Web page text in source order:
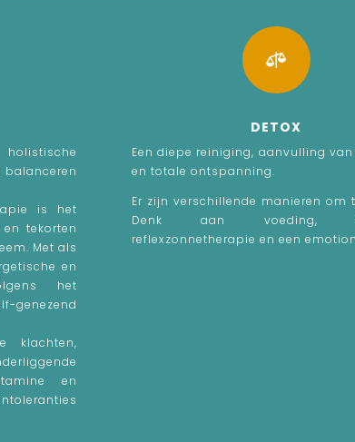
is het
tekorten
Met als
en
het
genezend
klachten,
en

DETOX
Een diepe reiniging, aanvulling
en totale ontspanning.
Er zijn verschillende manieren om
Denk aan voeding,
reflexzonnetherapie en een